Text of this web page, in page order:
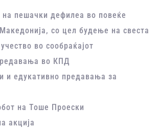
на пешачки дефилеа во повеќе
со цел будење на свеста
во сообраќајот
во КПД
и едукативно предавања за
на Тоше Проески
акција